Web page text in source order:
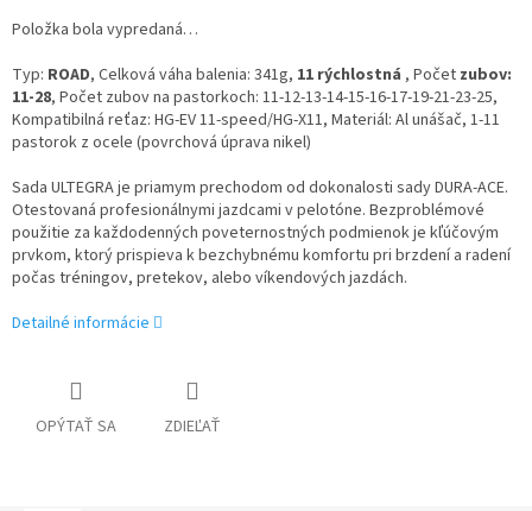
Položka bola vypredaná…
Typ: ROAD, Celková váha balenia: 341g, 11 rýchlostná , Počet zubov:
11-28, Počet zubov na pastorkoch: 11-12-13-14-15-16-17-19-21-23-25,
Kompatibilná reťaz: HG-EV 11-speed/HG-X11, Materiál: Al unášač, 1-11
pastorok z ocele (povrchová úprava nikel)
Sada ULTEGRA je priamym prechodom od dokonalosti sady DURA-ACE.
Otestovaná profesionálnymi jazdcami v pelotóne. Bezproblémové
použitie za každodenných poveternostných podmienok je kľúčovým
prvkom, ktorý prispieva k bezchybnému komfortu pri brzdení a radení
počas tréningov, pretekov, alebo víkendových jazdách.
Detailné informácie
OPÝTAŤ SA ZDIEĽAŤ